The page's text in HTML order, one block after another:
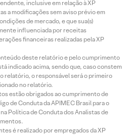
inclusive em relação à XP
a modificações sem aviso prévio em
de mercado, e que sua(s)
influenciada por receitas
financeiras realizadas pela XP
deste relatório e pelo cumprimento
indicado acima, sendo que, caso constem
relatório, o responsável será o primeiro
no relatório.
estão obrigados ao cumprimento de
de Conduta da APIMEC Brasil para o
Política de Conduta dos Analistas de
é realizado por empregados da XP